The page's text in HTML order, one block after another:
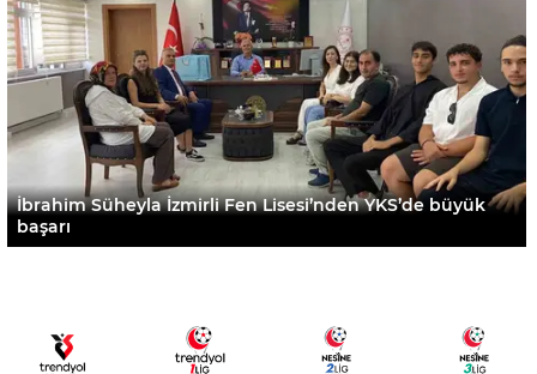
İbrahim Süheyla İzmirli Fen Lisesi’nden YKS’de büyük
başarı